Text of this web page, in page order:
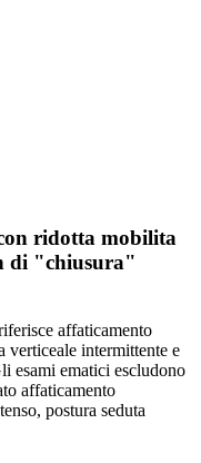
ridotta mobilita
di "chiusura"
affaticamento
verticeale intermittente e
esami ematici escludono
affaticamento
postura seduta